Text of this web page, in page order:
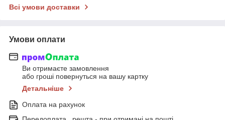
Всі умови доставки
Умови оплати
Ви отримаєте замовлення
або гроші повернуться на вашу картку
Детальніше
Оплата на рахунок